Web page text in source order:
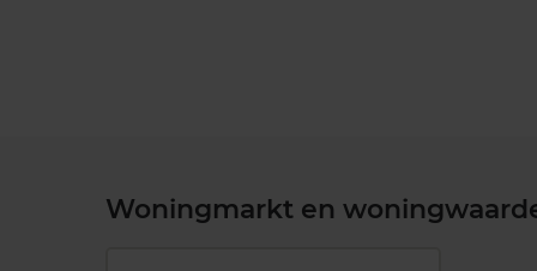
Woningmarkt en